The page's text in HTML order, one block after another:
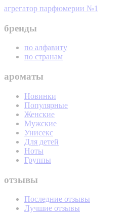
агрегатор парфюмерии №1
бренды
по алфавиту
по странам
ароматы
Новинки
Популярные
Женские
Мужские
Унисекс
Для детей
Ноты
Группы
отзывы
Последние отзывы
Лучшие отзывы